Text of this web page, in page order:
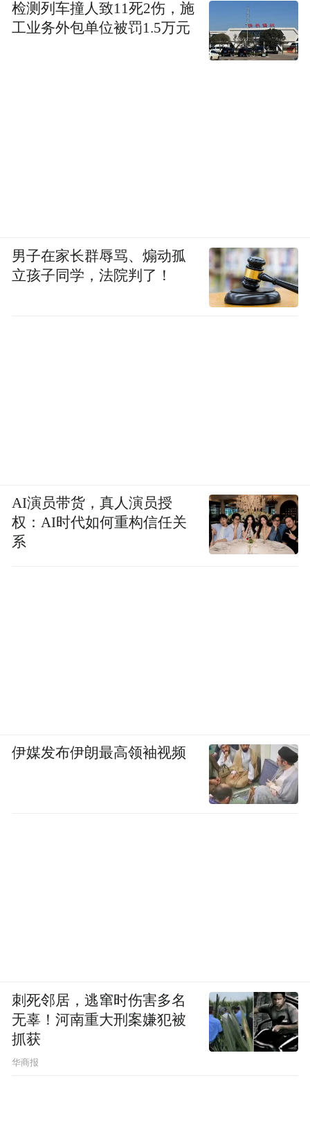
检测列车撞人致11死2伤，施
工业务外包单位被罚1.5万元
男子在家长群辱骂、煽动孤
立孩子同学，法院判了！
AI演员带货，真人演员授
权：AI时代如何重构信任关
系
伊媒发布伊朗最高领袖视频
刺死邻居，逃窜时伤害多名
无辜！河南重大刑案嫌犯被
抓获
华商报